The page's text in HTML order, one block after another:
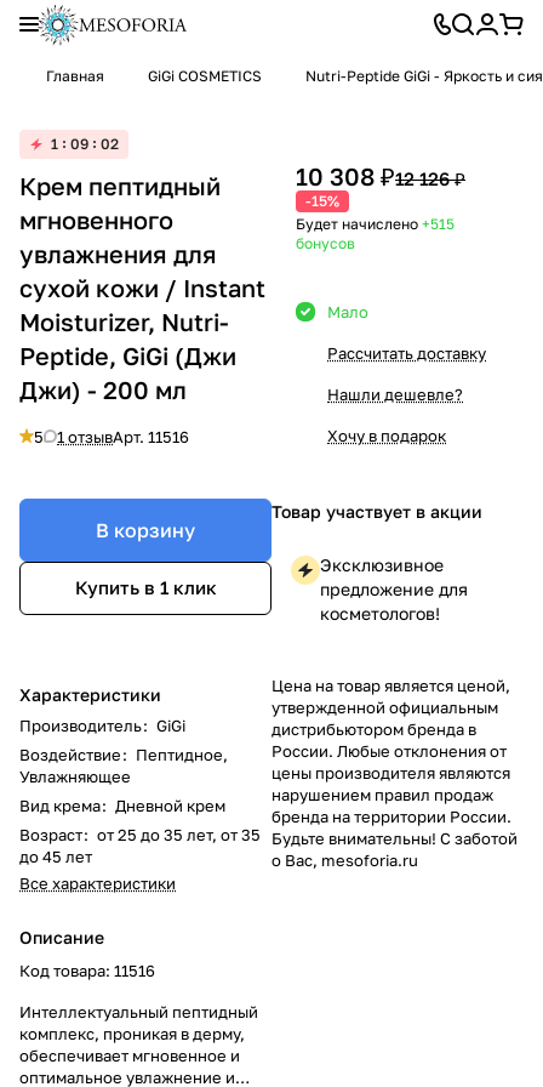
Главная GiGi COSMETICS Nutri-Peptide GiGi - Яркость и
1 09 02
Крем пептидный
мгновенного
увлажнения для
сухой кожи / Instant
Moisturizer, Nutri-
Peptide, GiGi (Джи
Джи) - 200 мл
5 1 отзывАрт. 11516
В корзину
Купить в 1 клик
Характеристики
Производитель: GiGi
Воздействие: Пептидное,
Увлажняющее
Вид крема: Дневной крем
Возраст: от 25 до 35 лет, от 35
до 45 лет
Все характеристики
Описание
Код товара: 11516
Интеллектуальный пептидный
комплекс, проникая в дерму,
обеспечивает мгновенное и
оптимальное увлажнение и
10 308 ₽12 126 ₽
-15%
Будет начислено +515
бонусов
Мало
Рассчитать доставку
Нашли дешевле?
Хочу в подарок
Товар участвует в акции
Эксклюзивное
предложение для
косметологов!
Цена на товар является ценой,
утвержденной официальным
дистрибьютором бренда в
России. Любые отклонения от
цены производителя являются
нарушением правил продаж
бренда на территории России.
Будьте внимательны! С заботой
о Вас, mesoforia.ru